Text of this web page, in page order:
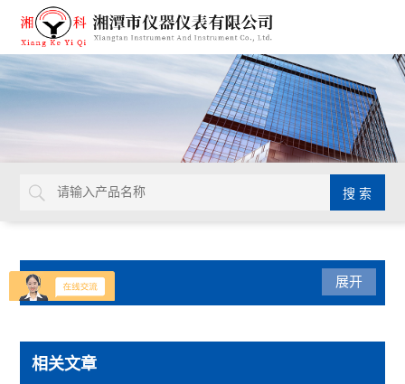
产品分类
导热系数测试仪
展开
相关文章